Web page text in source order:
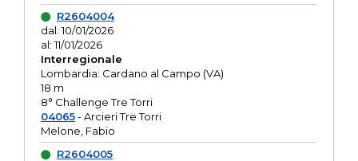
R2604004
dal: 10/01/2026
al: 11/01/2026
Interregionale
Lombardia: Cardano al Campo (VA)
18 m
8° Challenge Tre Torri
04065- Arcieri Tre Torri
Melone, Fabio
R2604005